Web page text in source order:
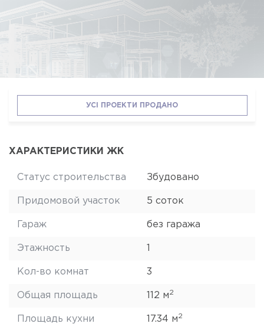
УСІ ПРОЕКТИ ПРОДАНО
ХАРАКТЕРИСТИКИ ЖК
Статус строительства Збудовано
Придомовой участок 5 соток
Гараж без гаража
Этажность
Кол-во комнат 3
Общая площадь 112 м2
Площадь кухни 17.34 м2